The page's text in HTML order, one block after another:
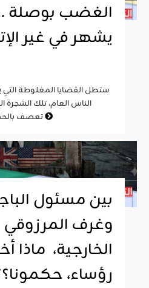
الغضب بوصلة …
يشهر في غير
الناس العام، تلك الشجرة
تعصف
بين مسئول
وغرف المرزوقي
الخارجية، ماذا
رؤساء،